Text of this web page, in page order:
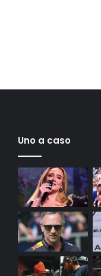
Uno a caso